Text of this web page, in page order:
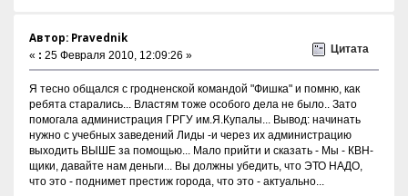
Автор: Pravednik
« : 25 Февраля 2010, 12:09:26 »
Цитата
Я тесно общался с гродненской командой "Фишка" и помню, как
ребята старались... Властям тоже особого дела не было.. Зато
помогала администрация ГРГУ им.Я.Купалы... Вывод: начинать
нужно с учебных заведений Лиды -и через их администрацию
выходить ВЫШЕ за помощью... Мало прийти и сказать - Мы - КВН-
щики, давайте нам деньги... Вы должны убедить, что ЭТО НАДО,
что это - поднимет престиж города, что это - актуально...